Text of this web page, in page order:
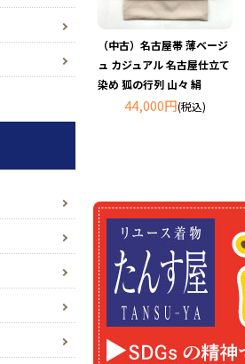
（中古）名古屋帯 薄ベージ
ュ カジュアル 名古屋仕立て
染め 狐の行列 山々 絹
44,000円(税込)